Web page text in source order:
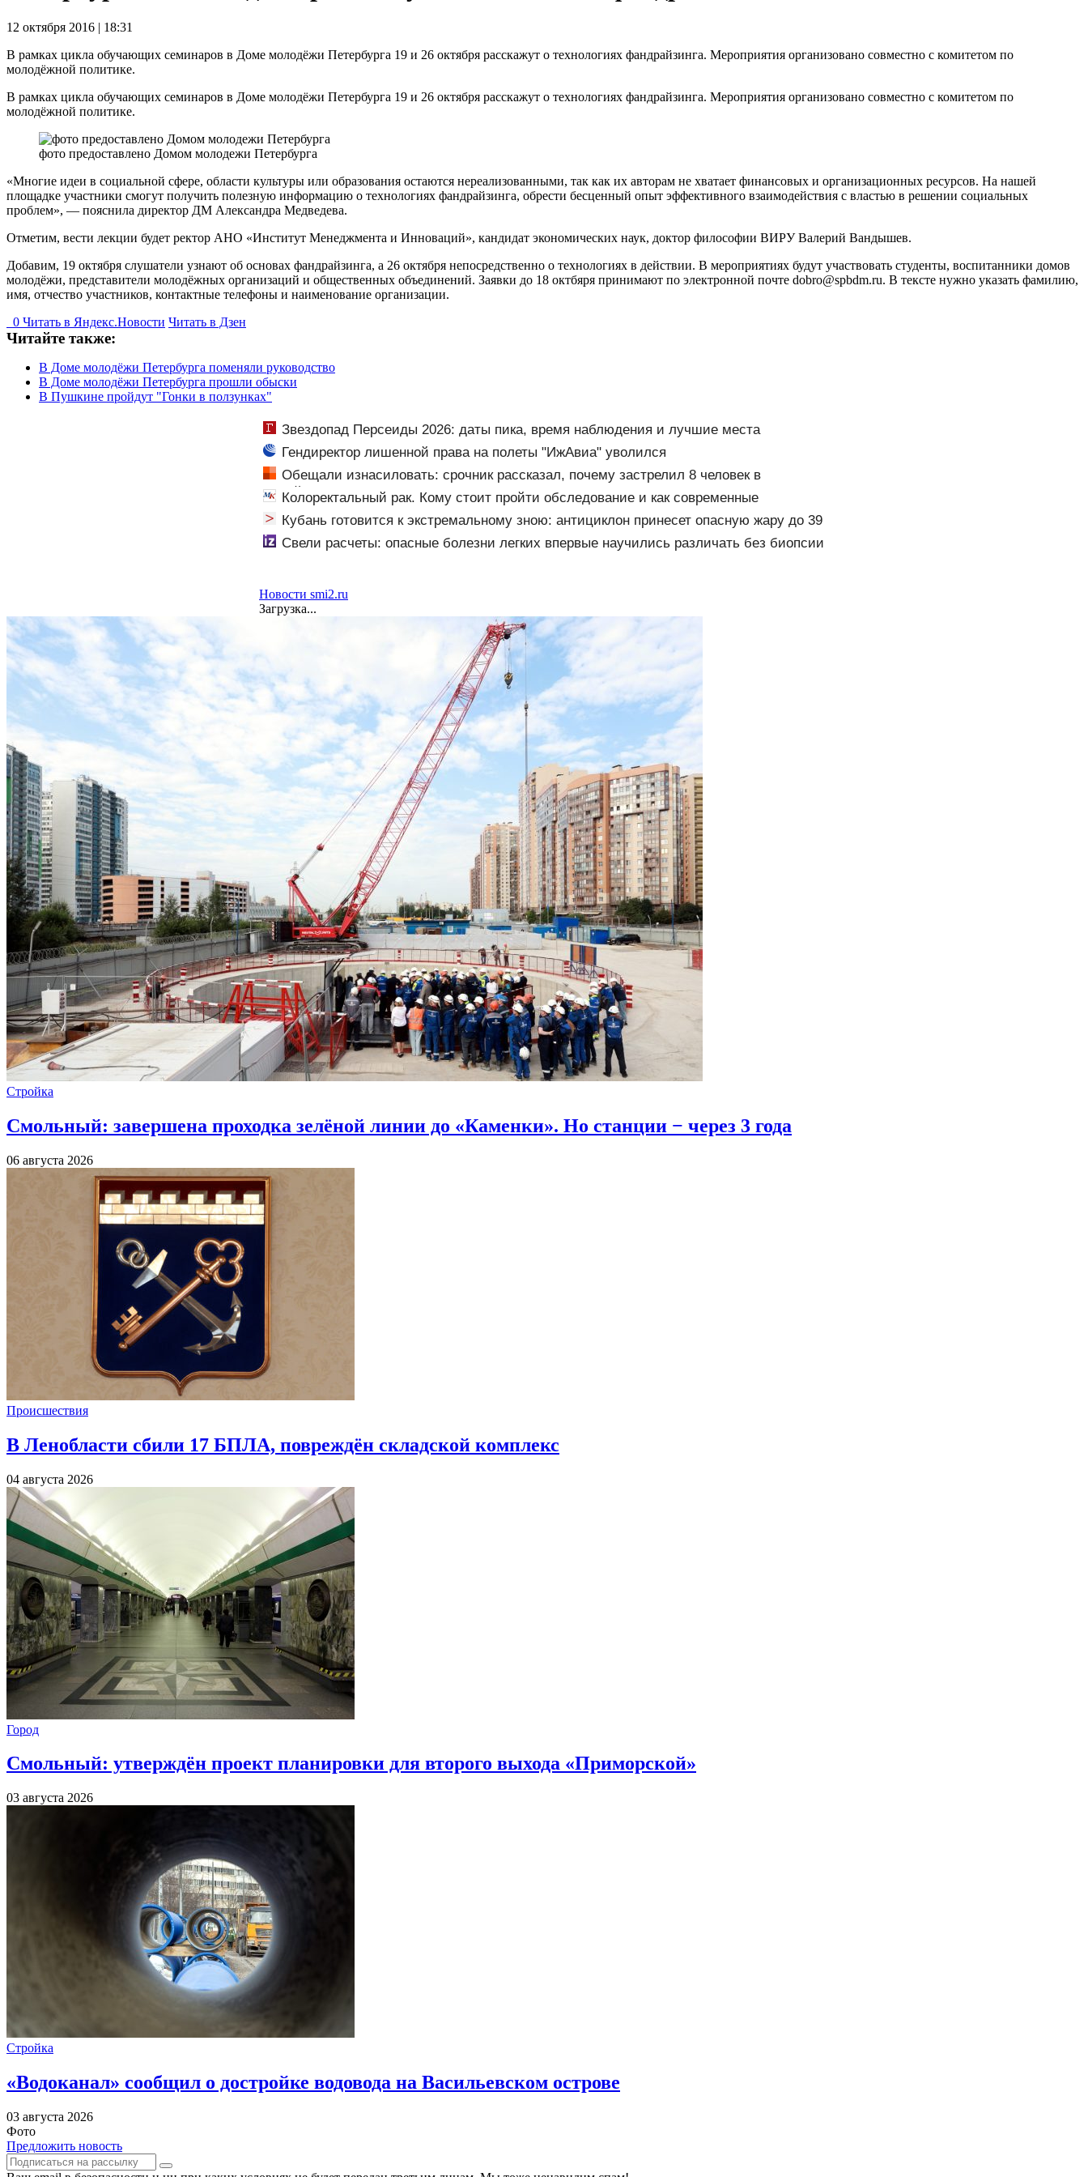
12 октября 2016 | 18:31
В рамках цикла обучающих семинаров в Доме молодёжи Петербурга 19 и 26 октября расскажут о технологиях фандрайзинга. Мероприятия организовано совместно с комитетом по
молодёжной политике.
В рамках цикла обучающих семинаров в Доме молодёжи Петербурга 19 и 26 октября расскажут о технологиях фандрайзинга. Мероприятия организовано совместно с комитетом по
молодёжной политике.
фото предоставлено Домом молодежи Петербурга
«Многие идеи в социальной сфере, области культуры или образования остаются нереализованными, так как их авторам не хватает финансовых и организационных ресурсов. На нашей
площадке участники смогут получить полезную информацию о технологиях фандрайзинга, обрести бесценный опыт эффективного взаимодействия с властью в решении социальных
проблем», — пояснила директор ДМ Александра Медведева.
Отметим, вести лекции будет ректор АНО «Институт Менеджмента и Инноваций», кандидат экономических наук, доктор философии ВИРУ Валерий Вандышев.
Добавим, 19 октября слушатели узнают об основах фандрайзинга, а 26 октября непосредственно о технологиях в действии. В мероприятиях будут участвовать студенты, воспитанники домов
молодёжи, представители молодёжных организаций и общественных объединений. Заявки до 18 октбяря принимают по электронной почте dobro@spbdm.ru. В тексте нужно указать фамилию,
имя, отчество участников, контактные телефоны и наименование организации.
0 Читать в Яндекс.Новости Читать в Дзен
Читайте также:
В Доме молодёжи Петербурга поменяли руководство
В Доме молодёжи Петербурга прошли обыски
В Пушкине пройдут "Гонки в ползунках"
Звездопад Персеиды 2026: даты пика, время наблюдения и лучшие места
Гендиректор лишенной права на полеты "ИжАвиа" уволился
Обещали изнасиловать: срочник рассказал, почему застрелил 8 человек в
Забайкалье
Колоректальный рак. Кому стоит пройти обследование и как современные
технологии помогают победить недуг?
Кубань готовится к экстремальному зною: антициклон принесет опасную жару до 39
градусов
Свели расчеты: опасные болезни легких впервые научились различать без биопсии
Новости smi2.ru
Загрузка...
Стройка
Смольный: завершена проходка зелёной линии до «Каменки». Но станции − через 3 года
06 августа 2026
Происшествия
В Ленобласти сбили 17 БПЛА, повреждён складской комплекс
04 августа 2026
Город
Смольный: утверждён проект планировки для второго выхода «Приморской»
03 августа 2026
Стройка
«Водоканал» сообщил о достройке водовода на Васильевском острове
03 августа 2026
Фото
Предложить новость